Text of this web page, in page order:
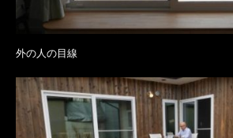
外の人の目線